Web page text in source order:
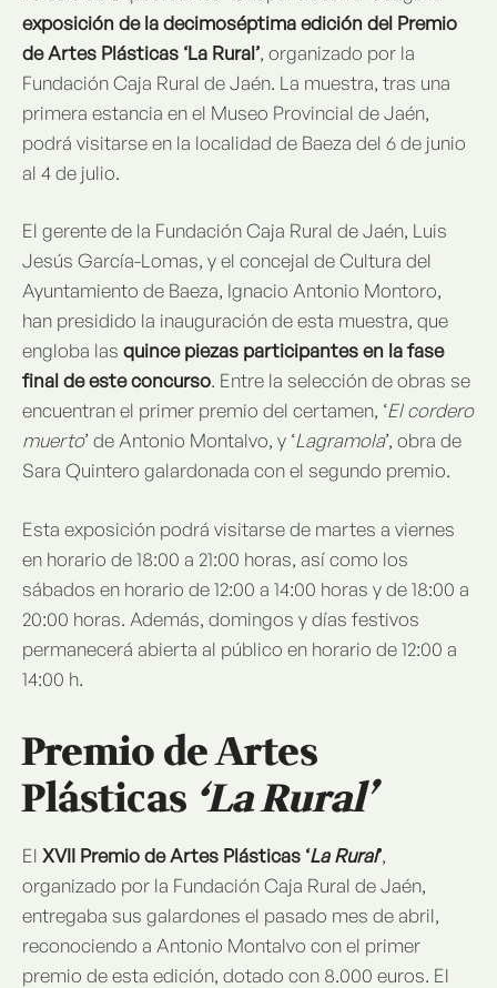
exposición de la decimoséptima edición del Premio
de Artes Plásticas ‘La Rural’, organizado por la
Fundación Caja Rural de Jaén. La muestra, tras una
primera estancia en el Museo Provincial de Jaén,
podrá visitarse en la localidad de Baeza del 6 de junio
al 4 de julio.
El gerente de la Fundación Caja Rural de Jaén, Luis
Jesús García-Lomas, y el concejal de Cultura del
Ayuntamiento de Baeza, Ignacio Antonio Montoro,
han presidido la inauguración de esta muestra, que
engloba las quince piezas participantes en la fase
final de este concurso. Entre la selección de obras se
encuentran el primer premio del certamen, ‘El cordero
muerto’ de Antonio Montalvo, y ‘Lagramola’, obra de
Sara Quintero galardonada con el segundo premio.
Esta exposición podrá visitarse de martes a viernes
en horario de 18:00 a 21:00 horas, así como los
sábados en horario de 12:00 a 14:00 horas y de 18:00 a
20:00 horas. Además, domingos y días festivos
permanecerá abierta al público en horario de 12:00 a
14:00 h.
Premio de Artes
Plásticas ‘La Rural’
El XVII Premio de Artes Plásticas ‘La Rural’,
organizado por la Fundación Caja Rural de Jaén,
entregaba sus galardones el pasado mes de abril,
reconociendo a Antonio Montalvo con el primer
premio de esta edición, dotado con 8.000 euros. El